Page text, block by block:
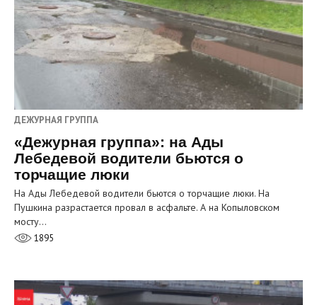
ДЕЖУРНАЯ ГРУППА
«Дежурная группа»: на Ады
Лебедевой водители бьются о
торчащие люки
На Ады Лебедевой водители бьются о торчащие люки. На
Пушкина разрастается провал в асфальте. А на Копыловском
мосту…
1895